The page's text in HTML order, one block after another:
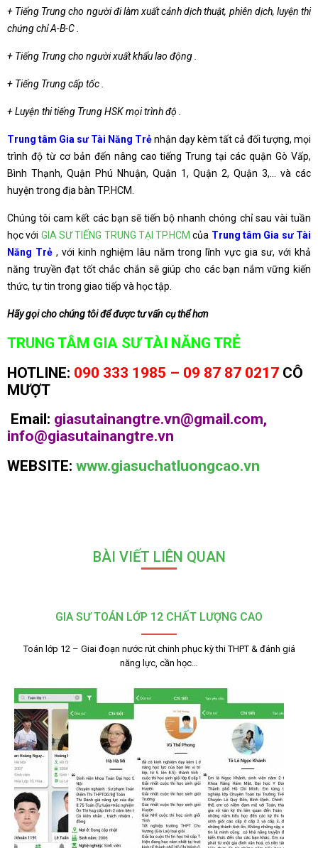
+ Tiếng Trung cho người đi làm xuất cảnh dịch thuật, phiên dịch, luyện thi
chứng chỉ A-B-C .
+ Tiếng Trung cho người xuất khẩu lao động .
+ Tiếng Trung cấp tốc .
+ Luyện thi tiếng Trung HSK mọi trình độ .
Trung tâm Gia sư Tài Năng Trẻnhận dạy kèm tất cả đối tượng, mọi
trình độ từ cơ bản đến nâng cao tiếng Trung tại các quận Gò Vấp,
Bình Thạnh, Quận Phú Nhuận, Quận 1, Quận 2, Quận 3,… và các
huyện trong địa bàn TP.HCM.
Chúng tôi cam kết các bạn sẽ tiến bộ nhanh chóng chỉ sau vài tuần
học với GIA SƯ TIẾNG TRUNG TẠI TP.HCM của Trung tâm Gia sư Tài
Năng Trẻ, với kinh nghiệm lâu năm trong lĩnh vực gia sư, với khả
năng truyền đạt tốt chắc chắn sẽ giúp cho các bạn nắm vững kiến
thức, tự tin trong giao tiếp và học tập.
Hãy gọi cho chúng tôi để được tư vấn cụ thể hơn
TRUNG TÂM GIA SƯ TÀI NĂNG TRẺ
HOTLINE: 090 333 1985 – 09 87 87 0217 CÔ
MƯỢT
Email: giasutainangtre.vn@gmail.com,
info@giasutainangtre.vn
WEBSITE: www.giasuchatluongcao.vn
BÀI VIẾT LIÊN QUAN
GIA SƯ TOÁN LỚP 12 CHẤT LƯỢNG CAO
Toán lớp 12 – Giai đoạn nước rút chinh phục kỳ thi THPT & đánh giá
năng lực, cần học…